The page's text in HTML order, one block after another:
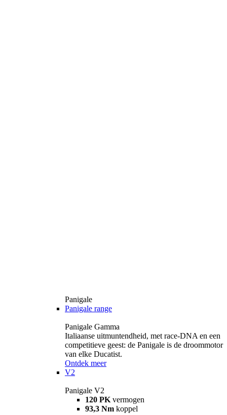
Panigale
Panigale range
Panigale Gamma
Italiaanse uitmuntendheid, met race-DNA en een
competitieve geest: de Panigale is de droommotor
van elke Ducatist.
Ontdek meer
V2
Panigale V2
120 PK vermogen
93,3 Nm koppel